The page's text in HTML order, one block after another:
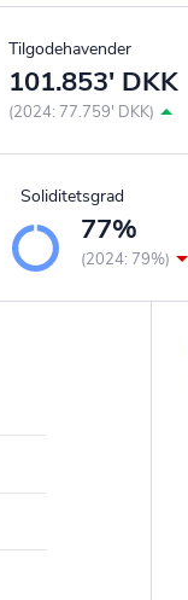
Tilgodehavender
101.853' DKK
(2024: 77.759' DKK)
Soliditetsgrad
77%
(2024: 79%)